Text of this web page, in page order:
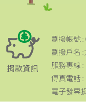
捐款資訊
劃撥帳號
劃撥戶名
服務專線
傳真電話
電子發票